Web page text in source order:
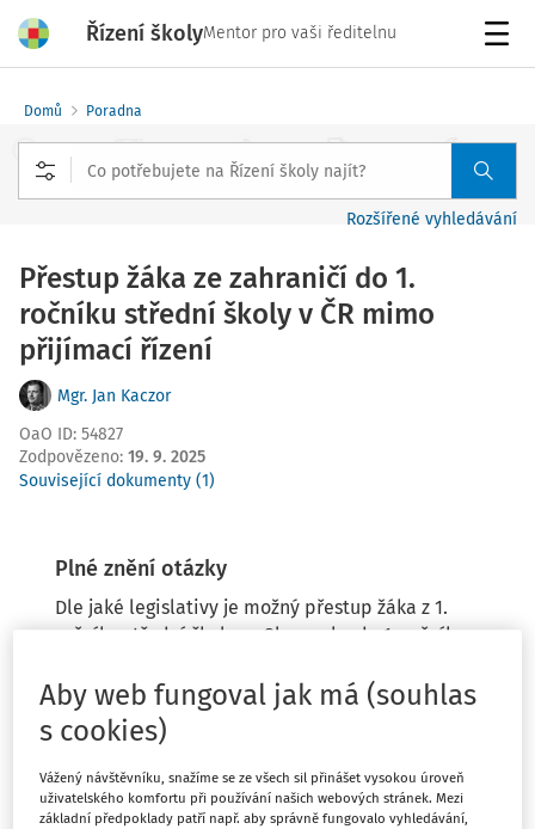
Řízení školyMentor pro vaši ředitelnu
Domů Poradna
Rozšířené vyhledávání
Přestup žáka ze zahraničí do 1.
ročníku střední školy v ČR mimo
přijímací řízení
Mgr. Jan Kaczor
OaO ID: 54827
Zodpovězeno: 19. 9. 2025
Související dokumenty (1)
Plné znění otázky
Dle jaké legislativy je možný přestup žáka z 1.
ročníku střední školy ze Slovenska do 1. ročníku
ČR. Přestup je možný jen mezi školami, které jsou
zapsané ve Školském rejstříku, nelze tedy
postupovat dle §66 odst. 4. školského zákona.
Aby web fungoval jak má (souhlas
s cookies)
Vážený návštěvníku, snažíme se ze všech sil přinášet vysokou úroveň
uživatelského komfortu při používání našich webových stránek. Mezi
základní předpoklady patří např. aby správně fungovalo vyhledávání,